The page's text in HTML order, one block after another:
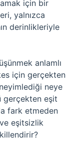
için bir
yalnızca
derinlikleriyle
anlamlı
için gerçekten
neye
gerçekten eşit
fark etmeden
ve eşitsizlik